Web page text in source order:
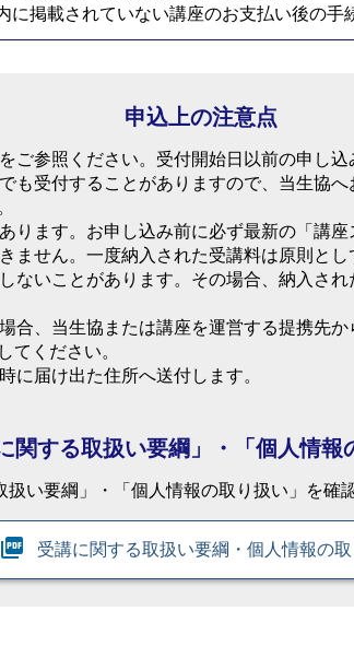
に掲載されていない講座のお支払い後の手
申込上の注意点
参照ください。受付開始日以前の申し込
受付することがありますので、当生協
ます。お申し込み前に必ず最新の「講座
せん。一度納入された受講料は原則とし
いことがあります。その場合、納入され
、当生協または講座を運営する提携先
てください。
届け出た住所へ送付します。
関する取扱い要綱」・「個人情報
扱い要綱」・「個人情報の取り扱い」を確
picture_as_pdf 受講に関する取扱い要綱・個人情報の